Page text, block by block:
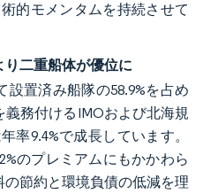
的モメンタムを持続させて
二重船体が優位に
置済み船隊の58.9%を占め
務付けるIMOおよび北海規
率9.4%で成長しています。
のプレミアムにもかかわら
節約と環境負債の低減を理